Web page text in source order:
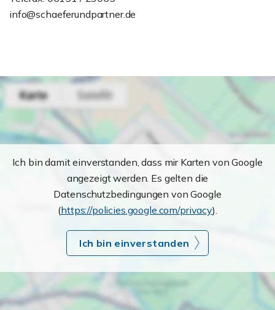
info@schaeferundpartner.de
Ich bin damit einverstanden, dass mir Karten von Google
angezeigt werden. Es gelten die
Datenschutzbedingungen von Google
(https://policies.google.com/privacy).
Ich bin einverstanden